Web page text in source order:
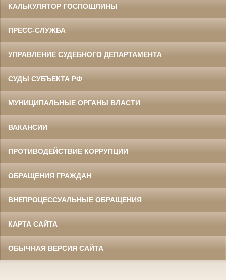
КАЛЬКУЛЯТОР ГОСПОШЛИНЫ
ПРЕСС-СЛУЖБА
УПРАВЛЕНИЕ СУДЕБНОГО ДЕПАРТАМЕНТА
СУДЫ СУБЪЕКТА РФ
МУНИЦИПАЛЬНЫЕ ОРГАНЫ ВЛАСТИ
ВАКАНСИИ
ПРОТИВОДЕЙСТВИЕ КОРРУПЦИИ
ОБРАЩЕНИЯ ГРАЖДАН
ВНЕПРОЦЕССУАЛЬНЫЕ ОБРАЩЕНИЯ
КАРТА САЙТА
ОБЫЧНАЯ ВЕРСИЯ САЙТА